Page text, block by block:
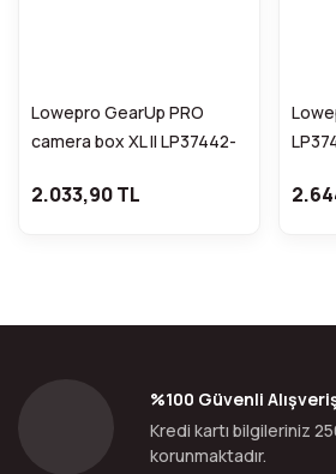
Lowepro GearUp PRO
camera box XL II LP37442-
2.033,90 TL
%100 Güvenli
Kredi kartı bilgileriniz
korunmaktadır.